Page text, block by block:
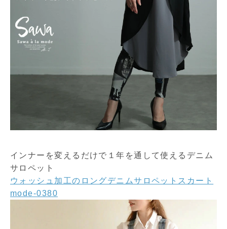
インナーを変えるだけで１年を通して使えるデニム
サロペット
ウォッシュ加工のロングデニムサロペットスカート
mode-0380